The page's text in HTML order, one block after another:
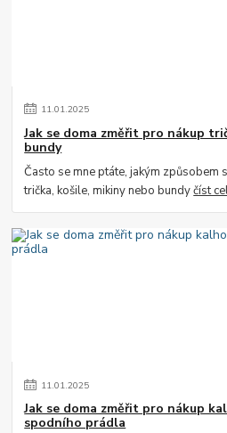
11.01.2025
Jak se doma změřit pro nákup
bundy
Často se mne ptáte, jakým způsobem
trička, košile, mikiny nebo bundyčíst
11.01.2025
Jak se doma změřit pro nákup
spodního prádla